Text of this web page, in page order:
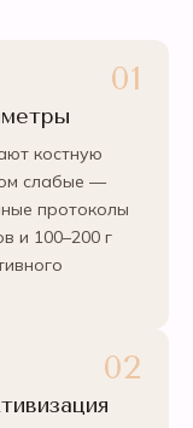
костную
слабые —
протоколы
и 100–200 г